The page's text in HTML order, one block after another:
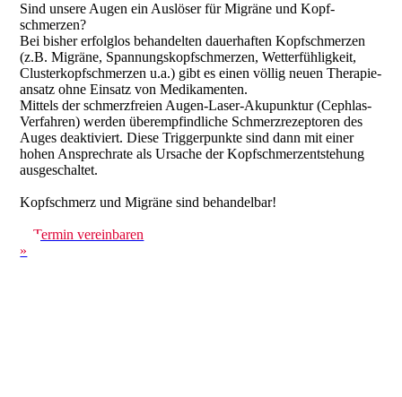
Sind unsere Augen ein Auslöser für Migräne und Kopf­
schmerzen?
Bei bisher erfolglos behandelten dauerhaften Kopfschmerzen
(z.B. Migräne, Spannungs­kopfschmerzen, Wetter­fühligkeit,
Cluster­kopf­schmerzen u.a.) gibt es einen völlig neuen Therapie­
ansatz ohne Einsatz von Medi­kamenten.
Mittels der schmerz­freien Augen-Laser-Akupunktur (Cephlas-
Verfahren) werden über­empfindliche Schmerz­rezeptoren des
Auges deaktiviert. Diese Trigger­punkte sind dann mit einer
hohen Ansprechrate als Ursache der Kopf­schmerz­entstehung
ausgeschaltet.
Kopfschmerz und Migräne sind behandelbar!
Termin vereinbaren
»